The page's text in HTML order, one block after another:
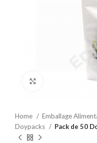
Home Emballage
Doypacks
Pack de 50